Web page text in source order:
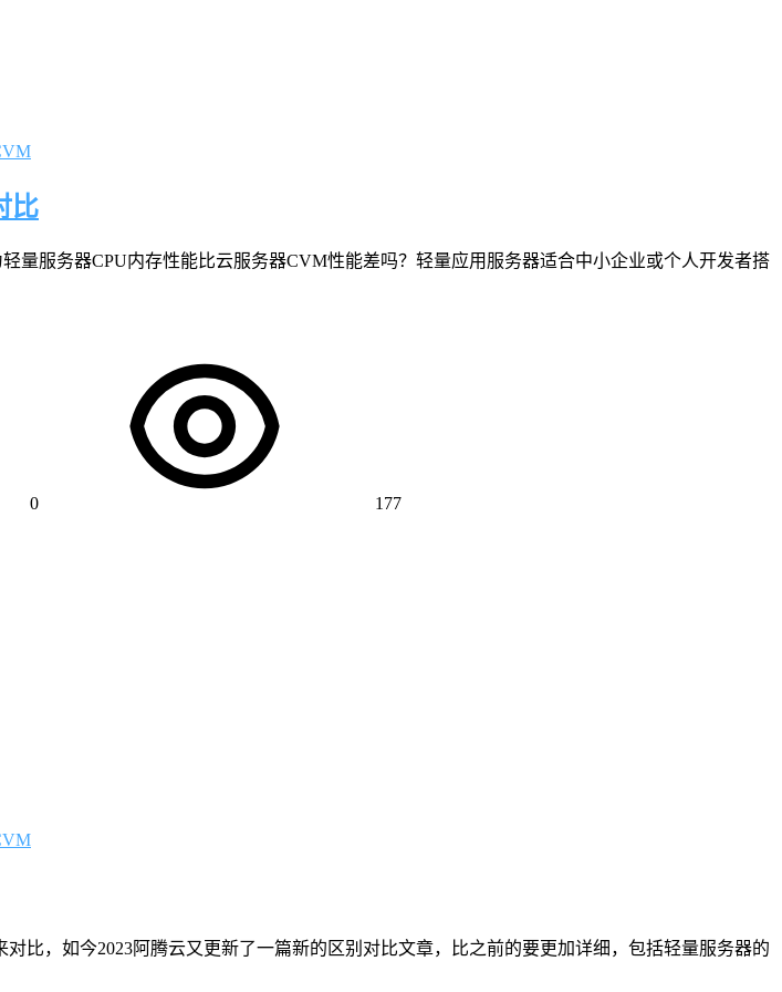
比
量服务器CPU内存性能比云服务器CVM性能差吗？轻量应用服务器适合中小企业或个人开发者搭
0 177
比，如今2023阿腾云又更新了一篇新的区别对比文章，比之前的要更加详细，包括轻量服务器的